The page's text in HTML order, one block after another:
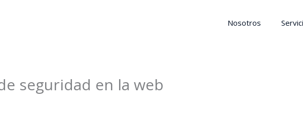
Nosotros
seguridad en la web